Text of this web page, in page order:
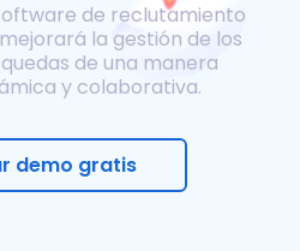
de reclutamiento
la gestión de los
de una manera
y colaborativa.
demo gratis